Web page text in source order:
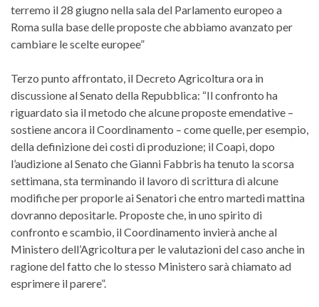
terremo il 28 giugno nella sala del Parlamento europeo a
Roma sulla base delle proposte che abbiamo avanzato per
cambiare le scelte europee”
Terzo punto affrontato, il Decreto Agricoltura ora in
discussione al Senato della Repubblica: “Il confronto ha
riguardato sia il metodo che alcune proposte emendative –
sostiene ancora il Coordinamento – come quelle, per esempio,
della definizione dei costi di produzione; il Coapi, dopo
l’audizione al Senato che Gianni Fabbris ha tenuto la scorsa
settimana, sta terminando il lavoro di scrittura di alcune
modifiche per proporle ai Senatori che entro martedi mattina
dovranno depositarle. Proposte che, in uno spirito di
confronto e scambio, il Coordinamento invierà anche al
Ministero dell’Agricoltura per le valutazioni del caso anche in
ragione del fatto che lo stesso Ministero sarà chiamato ad
esprimere il parere”.